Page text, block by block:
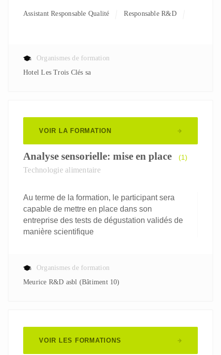
Assistant Responsable Qualité Responsable R&D
Organismes de formation
Hotel Les Trois Clés sa
VOIR LA FORMATION
Analyse sensorielle: mise en place (1)
Technologie alimentaire
Au terme de la formation, le participant sera
capable de mettre en place dans son
entreprise des tests de dégustation validés de
manière scientifique
Organismes de formation
Meurice R&D asbl (Bâtiment 10)
VOIR LES FORMATIONS